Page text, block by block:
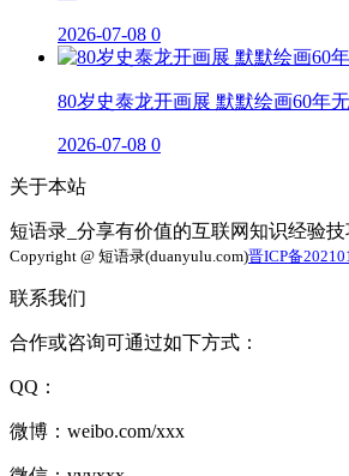
2026-07-08 0
80岁史泰龙开画展 默默绘画60年
2026-07-08 0
关于本站
短语录_分享有价值的互联网知识经验技
Copyright @ 短语录(duanyulu.com)晋ICP备
联系我们
合作或咨询可通过如下方式：
QQ：
微博：weibo.com/xxx